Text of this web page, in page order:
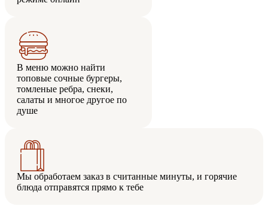
В меню можно найти
топовые сочные бургеры,
томленые ребра, снеки,
салаты и многое другое по
душе
Мы обработаем заказ в считанные минуты, и горячие
блюда отправятся прямо к тебе